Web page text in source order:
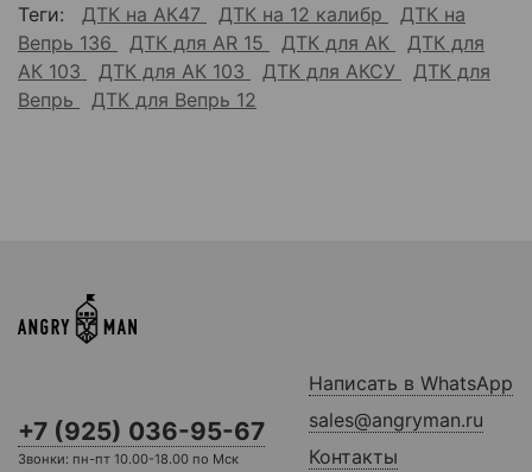
Теги: ДТК на АК47 ДТК на 12 калибр
ДТК на
Вепрь 136
ДТК для AR 15 ДТК для АК
ДТК для
АК 103
ДТК для АК 103 ДТК для АКСУ
ДТК для
Вепрь
ДТК для Вепрь 12
+7 (925) 036-95-67
Звонки: пн-пт 10.00-18.00 по Мск
Написать в WhatsApp
sales@angryman.ru
Контакты